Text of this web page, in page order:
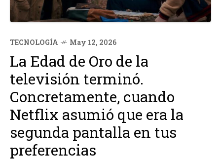
TECNOLOGÍA May 12, 2026
La Edad de Oro de la
televisión terminó.
Concretamente, cuando
Netflix asumió que era la
segunda pantalla en tus
preferencias